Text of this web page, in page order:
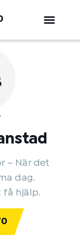
– När det
dag.
få hjälp.